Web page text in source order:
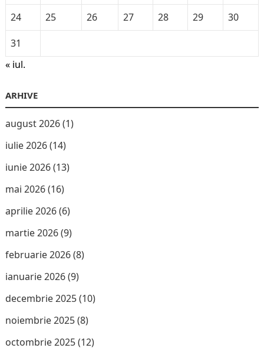
24
25 26 27 28 29
30
31
« iul.
ARHIVE
august 2026(1)
iulie 2026(14)
iunie 2026(13)
mai 2026(16)
aprilie 2026(6)
martie 2026(9)
februarie 2026(8)
ianuarie 2026(9)
decembrie 2025(10)
noiembrie 2025(8)
octombrie 2025(12)